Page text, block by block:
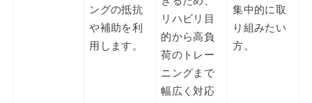
ングの抵抗
や補助を利
用します。
リハビリ目
的から高負
荷のトレー
ニングまで
幅広く対応
集中的に取
り組みたい
方。